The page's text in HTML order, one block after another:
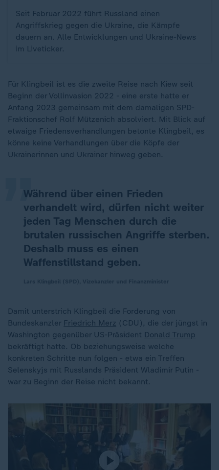
Seit Februar 2022 führt Russland einen
Angriffskrieg gegen die Ukraine, die Kämpfe
dauern an. Alle Entwicklungen und Ukraine-News
im Liveticker.
Für Klingbeil ist es die zweite Reise nach Kiew seit
Beginn der Vollinvasion 2022 - eine erste hatte er
Anfang 2023 gemeinsam mit dem damaligen SPD-
Fraktionschef Rolf Mützenich absolviert. Mit Blick auf
etwaige Friedensverhandlungen betonte Klingbeil, es
könne keine Verhandlungen über die Köpfe der
Ukrainerinnen und Ukrainer hinweg geben.
Während über einen Frieden
verhandelt wird, dürfen nicht weiter
jeden Tag Menschen durch die
brutalen russischen Angriffe sterben.
Deshalb muss es einen
Waffenstillstand geben.
„
Damit unterstrich Klingbeil die Forderung von
Bundeskanzler Friedrich Merz (CDU), die der jüngst in
Washington gegenüber US-Präsident Donald Trump
bekräftigt hatte. Ob beziehungsweise welche
konkreten Schritte nun folgen - etwa ein Treffen
Selenskyjs mit Russlands Präsident Wladimir Putin -
war zu Beginn der Reise nicht bekannt.